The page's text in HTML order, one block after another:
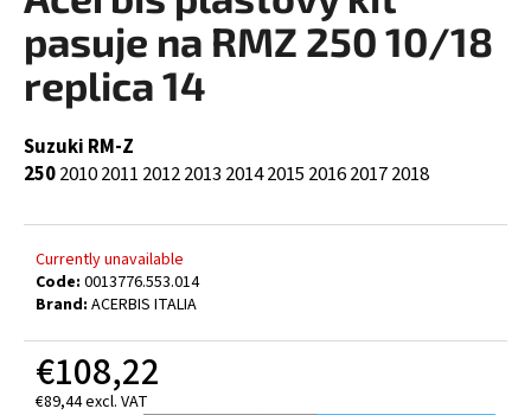
0,0
out
of
stars.
pasuje na RMZ 250 10/18
replica 14
Suzuki RM-Z
25020102011 20122013 20142015 201620172018
Currently unavailable
Code: 0013776.553.014
Brand: ACERBIS ITALIA
€108,22
€89,44 excl. VAT
i
n
g
o
r
?
SEARCH